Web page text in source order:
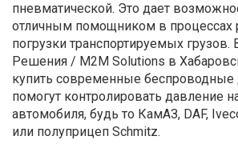
пневматической. Это дает
отличным помощником в процессах
погрузки транспортируемых
Решения / M2M Solutions в
купить современные беспроводные
помогут контролировать давление
автомобиля, будь то КамАЗ, DAF,
или полуприцеп Schmitz.